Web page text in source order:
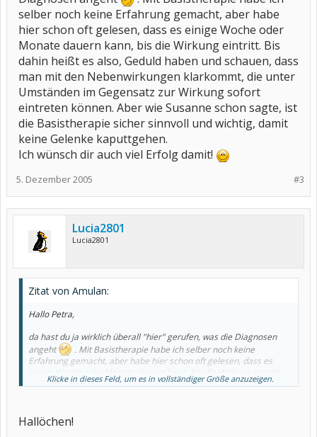
selber noch keine Erfahrung gemacht, aber habe
hier schon oft gelesen, dass es einige Woche oder
Monate dauern kann, bis die Wirkung eintritt. Bis
dahin heißt es also, Geduld haben und schauen, dass
man mit den Nebenwirkungen klarkommt, die unter
Umständen im Gegensatz zur Wirkung sofort
eintreten können. Aber wie Susanne schon sagte, ist
die Basistherapie sicher sinnvoll und wichtig, damit
keine Gelenke kaputtgehen.
Ich wünsch dir auch viel Erfolg damit!
#3
5. Dezember 2005
Lucia2801
Lucia2801
Zitat von Amulan:
Hallo Petra,
da hast du ja wirklich überall "hier" gerufen, was die Diagnosen
angeht
. Mit Basistherapie habe ich selber noch keine
Erfahrung gemacht, aber habe hier schon oft gelesen, dass es
Bis dahin heißt es also, Geduld haben und schauen, dass man mit
schon sagte, ist die Basistherapie sicher sinnvoll und wichtig, damit
keine Gelenke kaputtgehen.
Klicke in dieses Feld, um es in vollständiger Größe anzuzeigen.
Hallöchen!